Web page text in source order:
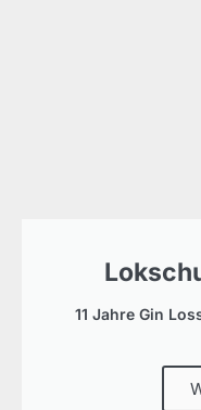
11 Jahre Gin